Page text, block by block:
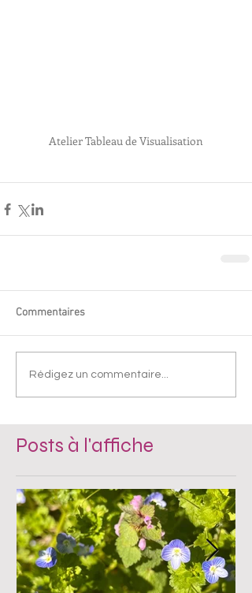
Atelier Tableau de Visualisation
Commentaires
Rédigez un commentaire...
Posts à l'affiche